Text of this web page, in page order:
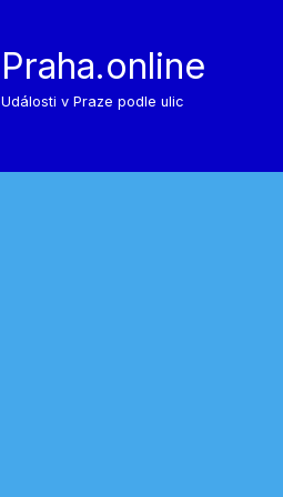
Praha.online
Události v Praze podle ulic